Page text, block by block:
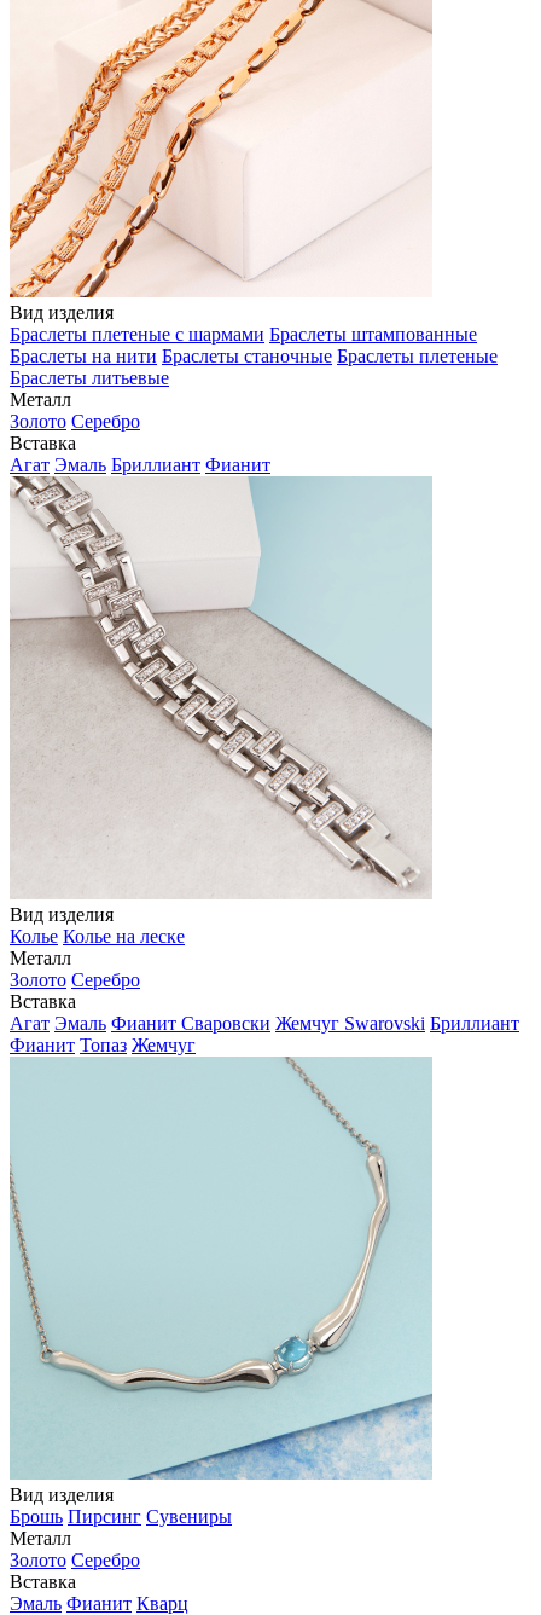
Вид изделия
Браслеты плетеные с шармами Браслеты штампованные
Браслеты на нити Браслеты станочные Браслеты плетеные
Браслеты литьевые
Металл
Золото Серебро
Вставка
Агат Эмаль Бриллиант Фианит
Вид изделия
Колье Колье на леске
Металл
Золото Серебро
Вставка
Агат Эмаль Фианит Сваровски Жемчуг Swarovski Бриллиант
Фианит Топаз Жемчуг
Вид изделия
Брошь Пирсинг Сувениры
Металл
Золото Серебро
Вставка
Эмаль Фианит Кварц